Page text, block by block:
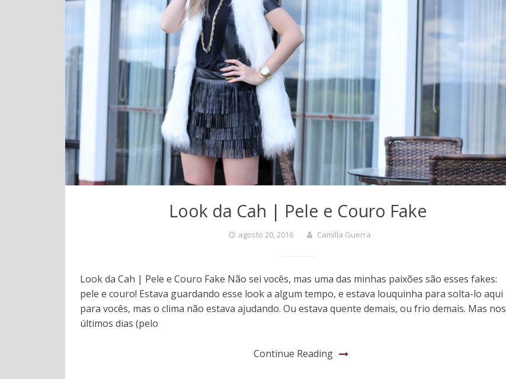
Look da Cah | Pele e Couro Fake
agosto 20, 2016 Camilla Guerra
Look da Cah | Pele e Couro Fake Não sei vocês, mas uma das minhas paixões são esses fakes:
pele e couro! Estava guardando esse look a algum tempo, e estava louquinha para solta-lo aqui
para vocês, mas o clima não estava ajudando. Ou estava quente demais, ou frio demais. Mas nos
últimos dias (pelo
Continue Reading